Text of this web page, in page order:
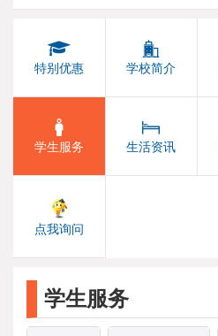
特别优惠 学校简介
学生服务 生活资讯
点我询问
学生服务